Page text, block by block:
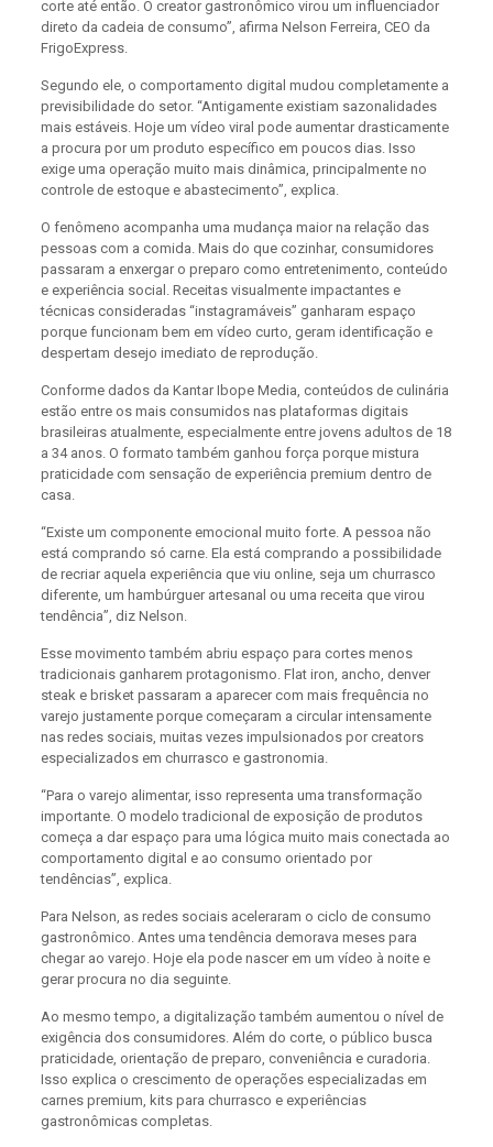
corte até então. O creator gastronômico virou um influenciador
direto da cadeia de consumo”, afirma Nelson Ferreira, CEO da
FrigoExpress.
Segundo ele, o comportamento digital mudou completamente a
previsibilidade do setor. “Antigamente existiam sazonalidades
mais estáveis. Hoje um vídeo viral pode aumentar drasticamente
a procura por um produto específico em poucos dias. Isso
exige uma operação muito mais dinâmica, principalmente no
controle de estoque e abastecimento”, explica.
O fenômeno acompanha uma mudança maior na relação das
pessoas com a comida. Mais do que cozinhar, consumidores
passaram a enxergar o preparo como entretenimento, conteúdo
e experiência social. Receitas visualmente impactantes e
técnicas consideradas “instagramáveis” ganharam espaço
porque funcionam bem em vídeo curto, geram identificação e
despertam desejo imediato de reprodução.
Conforme dados da Kantar Ibope Media, conteúdos de culinária
estão entre os mais consumidos nas plataformas digitais
brasileiras atualmente, especialmente entre jovens adultos de 18
a 34 anos. O formato também ganhou força porque mistura
praticidade com sensação de experiência premium dentro de
casa.
“Existe um componente emocional muito forte. A pessoa não
está comprando só carne. Ela está comprando a possibilidade
de recriar aquela experiência que viu online, seja um churrasco
diferente, um hambúrguer artesanal ou uma receita que virou
tendência”, diz Nelson.
Esse movimento também abriu espaço para cortes menos
tradicionais ganharem protagonismo. Flat iron, ancho, denver
steak e brisket passaram a aparecer com mais frequência no
varejo justamente porque começaram a circular intensamente
nas redes sociais, muitas vezes impulsionados por creators
especializados em churrasco e gastronomia.
“Para o varejo alimentar, isso representa uma transformação
importante. O modelo tradicional de exposição de produtos
começa a dar espaço para uma lógica muito mais conectada ao
comportamento digital e ao consumo orientado por
tendências”, explica.
Para Nelson, as redes sociais aceleraram o ciclo de consumo
gastronômico. Antes uma tendência demorava meses para
chegar ao varejo. Hoje ela pode nascer em um vídeo à noite e
gerar procura no dia seguinte.
Ao mesmo tempo, a digitalização também aumentou o nível de
exigência dos consumidores. Além do corte, o público busca
praticidade, orientação de preparo, conveniência e curadoria.
Isso explica o crescimento de operações especializadas em
carnes premium, kits para churrasco e experiências
gastronômicas completas.